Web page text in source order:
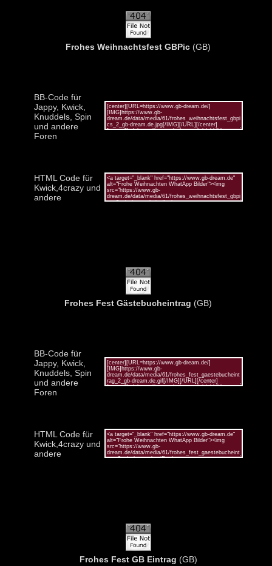
Frohes Weihnachtsfest GBPic (GB)
BB-Code für
Jappy, Kwick,
Knuddels, Spin
und andere
Foren
HTML Code für
Kwick,4crazy und
andere
Frohes Fest Gästebucheintrag (GB)
BB-Code für
Jappy, Kwick,
Knuddels, Spin
und andere
Foren
HTML Code für
Kwick,4crazy und
andere
Frohes Fest GB Eintrag (GB)